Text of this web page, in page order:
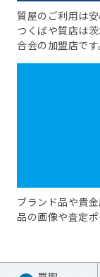
質屋のご利用は安
つくばや質店は
合会の加盟店です
ブランド品や貴
品の画像や査定